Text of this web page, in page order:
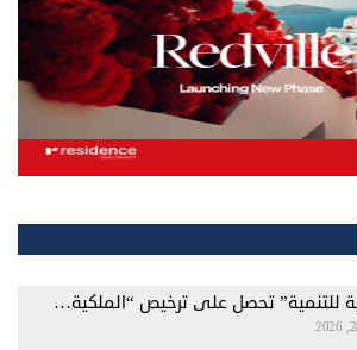
للتنمية” تحصل على ترخيص “الملكية…